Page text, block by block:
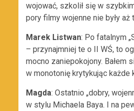
wojować, szkolił się w
pory filmy wojenne nie były aż
Marek Listwan: Po fatalnym
– przynajmniej te o II WŚ, to
mocno zaniepokojony.
w monotonię krytykując każde
Magda: Ostatnio „dobry,
w stylu Michaela Baya. I na